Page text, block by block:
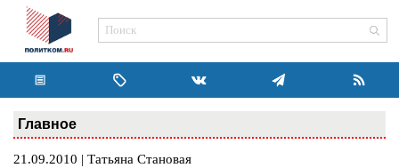
Главное
21.09.2010 | Татьяна Становая